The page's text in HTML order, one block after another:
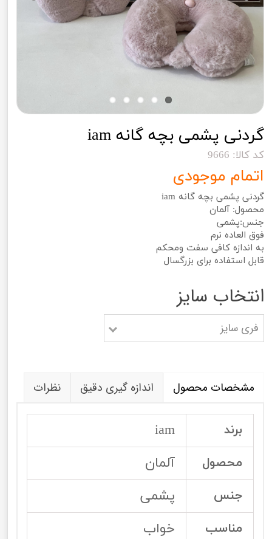
گردنی پشمی بچه گانه iam
کد کالا: 9666
اتمام موجودی
گردنی پشمی بچه گانه iam
محصول: آلمان
جنس:پشمی
فوق العاده نرم
به اندازه کافی سفت ومحکم
قابل استفاده برای بزرگسال
انتخاب سایز
فری سایز
مشخصات محصول اندازه گیری دقیق نظرات
برند iam
محصول آلمان
جنس پشمی
مناسب خواب